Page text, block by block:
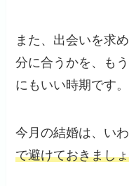
また、出会いを求
分に合うかを、も
にもいい時期です。
今月の結婚は、い
で避けておきまし